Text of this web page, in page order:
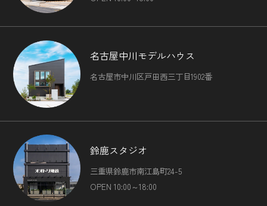
第４条（個人情報の第三者提供）
当社は，次に掲げる場合を除いて，あらかじめユーザーの同
意を得ることなく，第三者に個人情報を提供することはあり
ません。ただし，個人情報保護法その他の法令で認められる
場合を除きます。
（1）法令に基づく場合
（2）人の生命，身体または財産の保護のために必要がある
場合であって，本人の同意を得ることが困難であるとき
（3）公衆衛生の向上または児童の健全な育成の推進のため
に特に必要がある場合であって，本人の同意を得ることが困
難であるとき
（4）国の機関もしくは地方公共団体またはその委託を受け
た者が法令の定める事務を遂行することに対して協力する必
名古屋中川モデルハウス
名古屋市中川区戸田西三丁目1902番
鈴鹿スタジオ
三重県鈴鹿市南江島町24-5
OPEN 10:00～18:00